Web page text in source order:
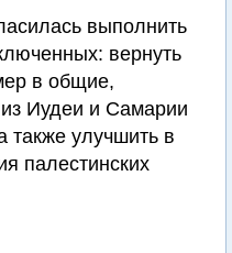
выполнить
вернуть
в общие,
Иудеи и Самарии
также улучшить в
палестинских